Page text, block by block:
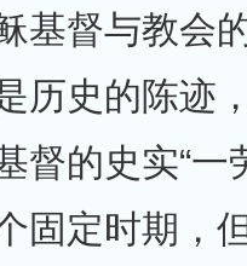
基督与教会
历史的陈迹
督的史实“一
固定时期，